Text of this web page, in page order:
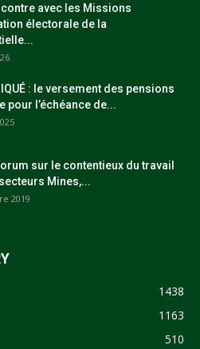
avec les Missions
électorale de la
: le versement des pensions
pour l’échéance de...
sur le contentieux du travail
Mines,...
2019
1438
1163
510